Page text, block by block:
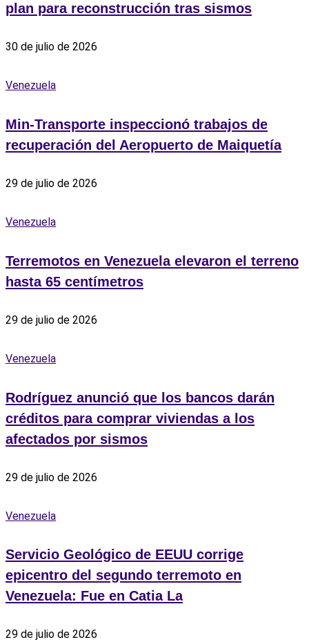
plan para reconstrucción tras sismos
30 de julio de 2026
Venezuela
Min-Transporte inspeccionó trabajos de
recuperación del Aeropuerto de Maiquetía
29 de julio de 2026
Venezuela
Terremotos en Venezuela elevaron el terreno
hasta 65 centímetros
29 de julio de 2026
Venezuela
Rodríguez anunció que los bancos darán
créditos para comprar viviendas a los
afectados por sismos
29 de julio de 2026
Venezuela
Servicio Geológico de EEUU corrige
epicentro del segundo terremoto en
Venezuela: Fue en Catia La
29 de julio de 2026